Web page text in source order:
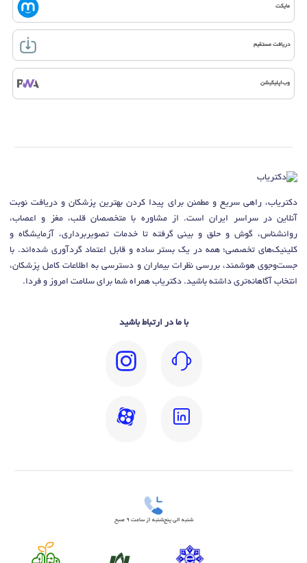
مایکت
دریافت مستقیم
وب‌اپلیکیشن
دکتریاب، راهی سریع و مطمئن برای پیدا کردن بهترین پزشکان و دریافت نوبت
آنلاین در سراسر ایران است. از مشاوره با متخصصان قلب، مغز و اعصاب،
روانشناس، گوش و حلق و بینی گرفته تا خدمات تصویربرداری، آزمایشگاه و
کلینیک‌های تخصصی؛ همه در یک بستر ساده و قابل اعتماد گردآوری شده‌اند. با
جست‌وجوی هوشمند، بررسی نظرات بیماران و دسترسی به اطلاعات کامل پزشکان،
انتخاب آگاهانه‌تری داشته باشید. دکتریاب همراه شما برای سلامت امروز و فردا.
با ما در ارتباط باشید
شنبه الی پنج‌شنبه از ساعت 9 صبح